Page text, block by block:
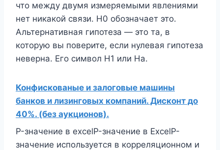
что между двумя измеряемыми явлениями
нет никакой связи. H0 обозначает это.
Альтернативная гипотеза — это та, в
которую вы поверите, если нулевая гипотеза
неверна. Его символ H1 или Ha.
Конфискованые и залоговые машины
банков и лизинговых компаний. Дисконт до
40%. (без аукционов).
P-значение в excelP-значение в ExcelP-
значение используется в корреляционном и